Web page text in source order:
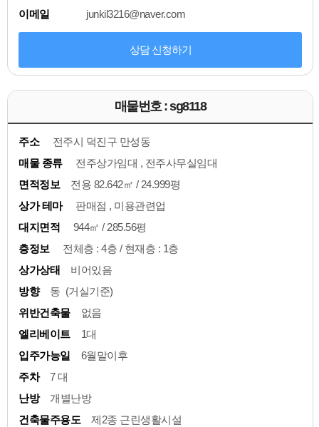
이메일
junkil3216@naver.com
상담 신청하기
매물번호 : sg8118
주소
전주시 덕진구 만성동
매물 종류
전주상가임대 , 전주사무실임대
면적정보
전용 82.642㎡ / 24.999평
상가 테마
판매점 , 미용관련업
대지면적
944㎡ / 285.56평
층정보
전체층 : 4층 / 현재층 : 1층
상가상태
비어있음
방향
동 (거실기준)
위반건축물
없음
엘리베이트
1대
입주가능일
6월말이후
주차
7 대
난방
개별난방
건축물주용도
제2종 근린생활시설